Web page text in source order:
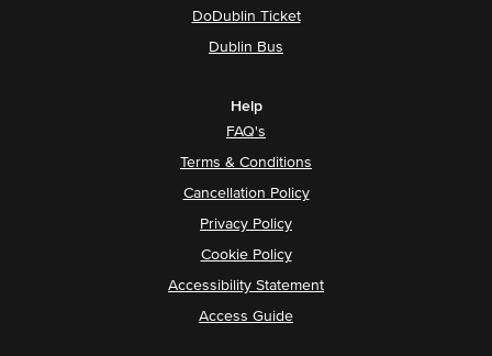
DoDublin Ticket
Dublin Bus
Help
FAQ's
Terms & Conditions
Cancellation Policy
Privacy Policy
Cookie Policy
Accessibility Statement
Access Guide